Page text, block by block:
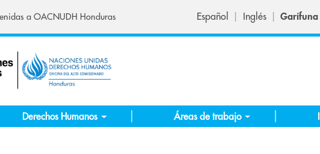
a OACNUDH Honduras Español Inglés Garífuna
Derechos Humanos Áreas de trabajo